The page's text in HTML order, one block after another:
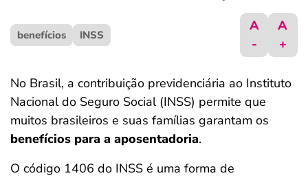
ferramentas
benefícios INSS
A
-
A
+
No Brasil, a contribuição previdenciária ao Instituto
Nacional do Seguro Social (INSS) permite que
muitos brasileiros e suas famílias garantam os
benefícios para a aposentadoria.
O código 1406 do INSS é uma forma de